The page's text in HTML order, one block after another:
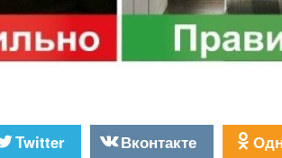
Twitter Вконтакте